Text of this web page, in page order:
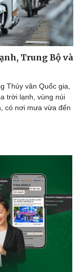
- Gia đình
Trung Bộ và
Thủy văn Quốc gia,
trời lạnh, vùng núi
có nơi mưa vừa đến